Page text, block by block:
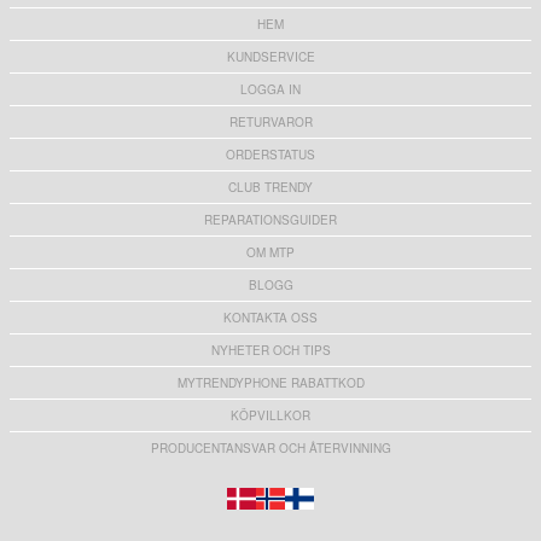
HEM
KUNDSERVICE
LOGGA IN
RETURVAROR
ORDERSTATUS
CLUB TRENDY
REPARATIONSGUIDER
OM MTP
BLOGG
KONTAKTA OSS
NYHETER OCH TIPS
MYTRENDYPHONE RABATTKOD
KÖPVILLKOR
PRODUCENTANSVAR OCH ÅTERVINNING